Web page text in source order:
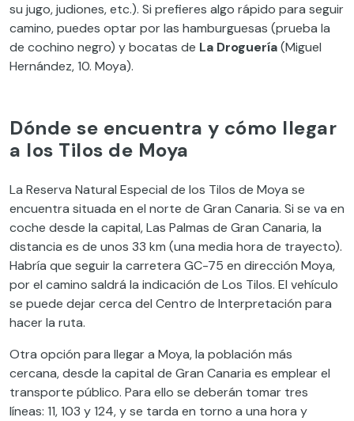
su jugo, judiones, etc.). Si prefieres algo rápido para seguir
camino, puedes optar por las hamburguesas (prueba la
de cochino negro) y bocatas de La Droguería(Miguel
Hernández, 10. Moya).
Dónde se encuentra y cómo llegar
a los Tilos de Moya
La Reserva Natural Especial de los Tilos de Moya se
encuentra situada en el norte de Gran Canaria. Si se va en
coche desde la capital, Las Palmas de Gran Canaria, la
distancia es de unos 33 km (una media hora de trayecto).
Habría que seguir la carretera GC-75 en dirección Moya,
por el camino saldrá la indicación de Los Tilos. El vehículo
se puede dejar cerca del Centro de Interpretación para
hacer la ruta.
Otra opción para llegar a Moya, la población más
cercana, desde la capital de Gran Canaria es emplear el
transporte público. Para ello se deberán tomar tres
líneas: 11, 103 y 124, y se tarda en torno a una hora y